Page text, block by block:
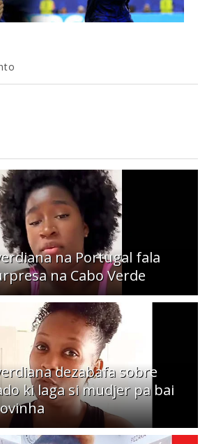
na Portugal fala
na Cabo Verde
dezabafa sobre
ki laga si mudjer pa bai